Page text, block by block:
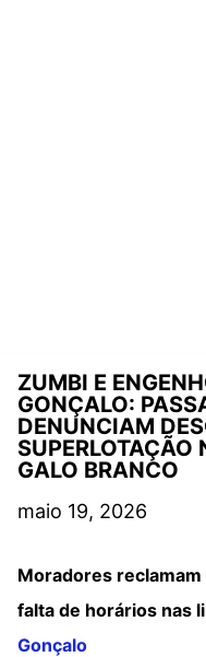
ZUMBI E
GONÇALO:
DENUNCIAM
GALO BRANCO
maio 19, 2026
Moradores
falta de horários nas
Gonçalo